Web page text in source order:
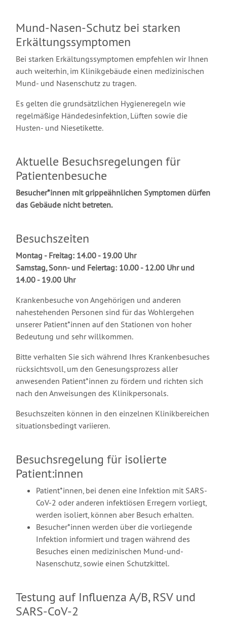
Mund-Nasen-Schutz bei starken
Erkältungssymptomen
Bei starken Erkältungssymptomen empfehlen wir Ihnen
auch weiterhin, im Klinikgebäude einen medizinischen
Mund- und Nasenschutz zu tragen.
Es gelten die grundsätzlichen Hygieneregeln wie
regelmäßige Händedesinfektion, Lüften sowie die
Husten- und Niesetikette.
Aktuelle Besuchsregelungen für
Patientenbesuche
Besucher*innen mit grippeähnlichen Symptomen dürfen
das Gebäude nicht betreten.
Besuchszeiten
Montag - Freitag: 14.00 - 19.00 Uhr
Samstag, Sonn- und Feiertag: 10.00 - 12.00 Uhr und
14.00 - 19.00 Uhr
Krankenbesuche von Angehörigen und anderen
nahestehenden Personen sind für das Wohlergehen
unserer Patient*innen auf den Stationen von hoher
Bedeutung und sehr willkommen.
Bitte verhalten Sie sich während Ihres Krankenbesuches
rücksichtsvoll, um den Genesungsprozess aller
anwesenden Patient*innen zu fördern und richten sich
nach den Anweisungen des Klinikpersonals.
Besuchszeiten können in den einzelnen Klinikbereichen
situationsbedingt variieren.
Besuchsregelung für isolierte
Patient:innen
Patient*innen, bei denen eine Infektion mit SARS-
CoV-2 oder anderen infektiösen Erregern vorliegt,
werden isoliert, können aber Besuch erhalten.
Besucher*innen werden über die vorliegende
Infektion informiert und tragen während des
Besuches einen medizinischen Mund-und-
Nasenschutz, sowie einen Schutzkittel.
Testung auf Influenza A/B, RSV und
SARS-CoV-2